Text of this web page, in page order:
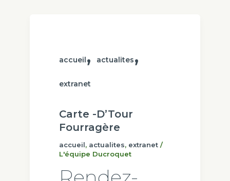
accueil, actualites,
extranet
Carte -D’Tour
Fourragère
accueil, actualites, extranet /
L'équipe Ducroquet